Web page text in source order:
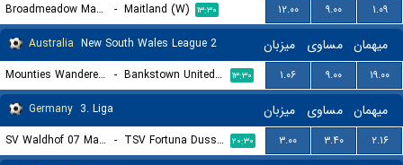
Broadmeadow Magic (W) - Maitland (W) ۱۳:۳۰ ۱۲.۰۰ ۹.۰۰
۱.۰۹
Australia New South Wales League 2 میزبان مساوی میهمان
Mounties Wanderers - Bankstown United FC ۱۳:۳۰ ۱.۰۶ ۹.۰۰
۱۹.۰۰
Germany 3. Liga میزبان مساوی میهمان
SV Waldhof 07 Mannheim - TSV Fortuna Dusseldorf ۲۰:۳۰ ۳.۰۰ ۳.۴۰
۲.۱۶